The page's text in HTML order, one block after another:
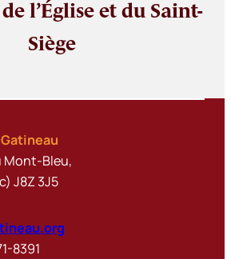
l’Église et du Saint-
Siège
Mont-Bleu,
J8Z 3J5
8391